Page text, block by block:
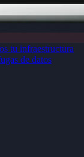
tu infraestructura
de datos